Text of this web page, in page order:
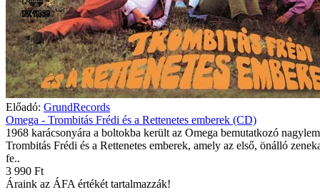
Előadó: GrundRecords
Omega - Trombitás Frédi és a Rettenetes emberek (CD)
1968 karácsonyára a boltokba került az Omega bemutatkozó
Trombitás Frédi és a Rettenetes emberek, amely az első, önálló
fe..
3 990 Ft
Áraink az ÁFA értékét tartalmazzák!